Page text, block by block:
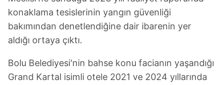
konaklama tesislerinin yangın güvenliği
bakımından denetlendiğine dair ibarenin yer
aldığı ortaya çıktı.
Bolu Belediyesi'nin bahse konu facianın yaşandığı
Grand Kartal isimli otele 2021 ve 2024 yıllarında